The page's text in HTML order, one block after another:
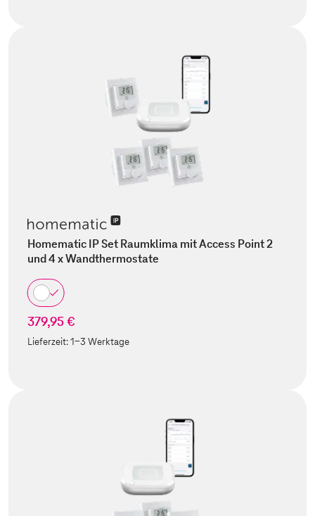
Homematic IP Set Raumklima mit Access Point 2
und 4 x Wandthermostate
379,95 €
Lieferzeit:1-3 Werktage